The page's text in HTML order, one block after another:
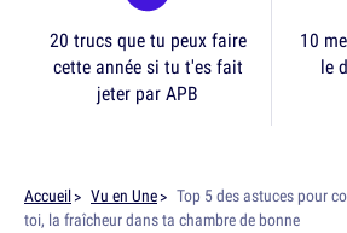
20 trucs que tu peux faire
cette année si tu t'es fait
jeter par APB
10
le
Accueil Vu en Une
Top 5 des astuces pour
toi, la fraîcheur dans ta chambre de bonne